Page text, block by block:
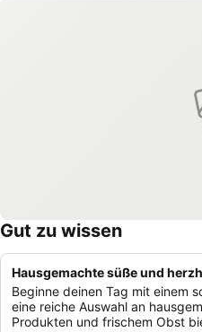
Gut zu wissen
Hausgemachte süße und
Beginne deinen Tag mit einem
eine reiche Auswahl an
Produkten und frischem Obst